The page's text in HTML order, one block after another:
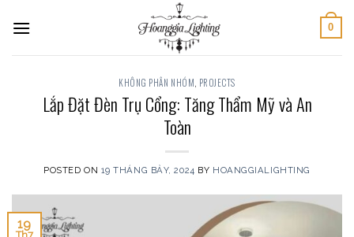
0
KHÔNG PHÂN NHÓM, PROJECTS
Lắp Đặt Đèn Trụ Cổng: Tăng Thẩm Mỹ và An
Toàn
POSTED ON 19 THÁNG BẢY, 2024 BY HOANGGIALIGHTING
19